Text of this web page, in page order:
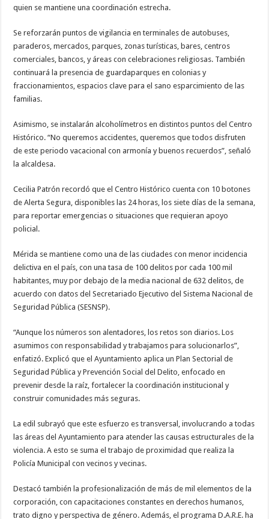
quien se mantiene una coordinación estrecha.
Se reforzarán puntos de vigilancia en terminales de autobuses,
paraderos, mercados, parques, zonas turísticas, bares, centros
comerciales, bancos, y áreas con celebraciones religiosas. También
continuará la presencia de guardaparques en colonias y
fraccionamientos, espacios clave para el sano esparcimiento de las
familias.
Asimismo, se instalarán alcoholímetros en distintos puntos del Centro
Histórico. “No queremos accidentes, queremos que todos disfruten
de este periodo vacacional con armonía y buenos recuerdos”, señaló
la alcaldesa.
Cecilia Patrón recordó que el Centro Histórico cuenta con 10 botones
de Alerta Segura, disponibles las 24 horas, los siete días de la semana,
para reportar emergencias o situaciones que requieran apoyo
policial.
Mérida se mantiene como una de las ciudades con menor incidencia
delictiva en el país, con una tasa de 100 delitos por cada 100 mil
habitantes, muy por debajo de la media nacional de 632 delitos, de
acuerdo con datos del Secretariado Ejecutivo del Sistema Nacional de
Seguridad Pública (SESNSP).
“Aunque los números son alentadores, los retos son diarios. Los
asumimos con responsabilidad y trabajamos para solucionarlos”,
enfatizó. Explicó que el Ayuntamiento aplica un Plan Sectorial de
Seguridad Pública y Prevención Social del Delito, enfocado en
prevenir desde la raíz, fortalecer la coordinación institucional y
construir comunidades más seguras.
La edil subrayó que este esfuerzo es transversal, involucrando a todas
las áreas del Ayuntamiento para atender las causas estructurales de la
violencia. A esto se suma el trabajo de proximidad que realiza la
Policía Municipal con vecinos y vecinas.
Destacó también la profesionalización de más de mil elementos de la
corporación, con capacitaciones constantes en derechos humanos,
trato digno y perspectiva de género. Además, el programa D.A.R.E. ha